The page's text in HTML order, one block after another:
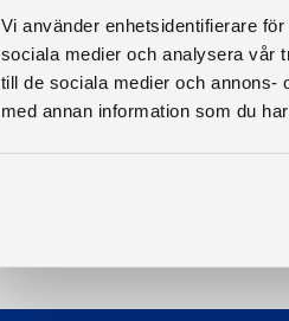
Vi använder enhetsidentifierare
sociala medier och analysera vår
till de sociala medier och annons-
med annan information som du